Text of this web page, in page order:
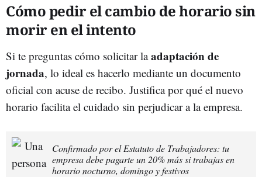
Cómo pedir el cambio de horario sin
morir en el intento
Si te preguntas cómo solicitar laadaptación de
jornada, lo ideal es hacerlo mediante un documento
oficial con acuse de recibo. Justifica por qué el nuevo
horario facilita el cuidado sin perjudicar a la empresa.
Confirmado por el Estatuto de Trabajadores: tu
empresa debe pagarte un 20% más si trabajas en
horario nocturno, domingo y festivos